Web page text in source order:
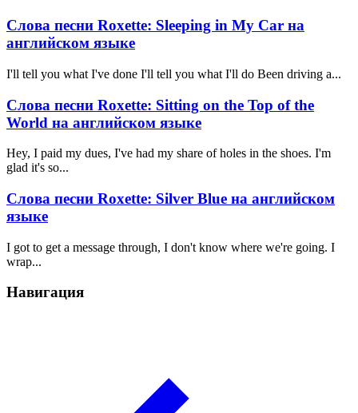
Слова песни Roxette: Sleeping in My Car на
английском языке
I'll tell you what I've done I'll tell you what I'll do Been driving a...
Слова песни Roxette: Sitting on the Top of the
World на английском языке
Hey, I paid my dues, I've had my share of holes in the shoes. I'm
glad it's so...
Слова песни Roxette: Silver Blue на английском
языке
I got to get a message through, I don't know where we're going. I
wrap...
Навигация